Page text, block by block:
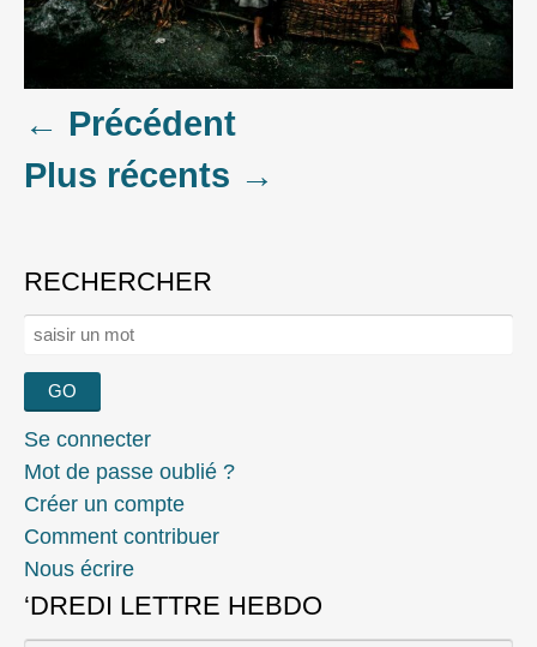
Posts
navigation
← Précédent
Plus récents →
RECHERCHER
Rechercher :
Se connecter
Mot de passe oublié ?
Créer un compte
Comment contribuer
Nous écrire
‘DREDI LETTRE HEBDO